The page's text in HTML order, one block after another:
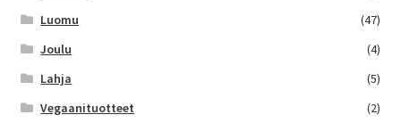
Luomu
(47)
Joulu
(4)
Lahja
(5)
Vegaanituotteet
(2)